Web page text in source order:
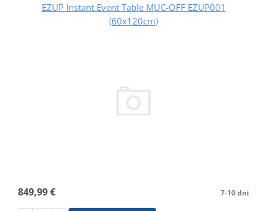
EZUP Instant Event Table MUC-OFF EZUP001
(60x120cm)
849,99 € 7-10 dni